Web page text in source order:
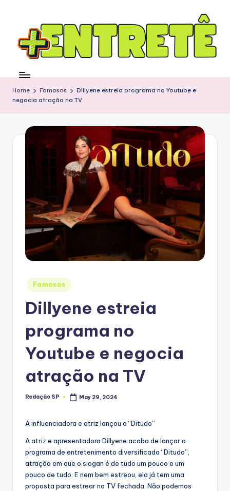
Home Famosos
Dillyene estreia programa no Youtube e
negocia atração na TV
Posted
in
Famosos
Dillyene estreia
programa no
Youtube e negocia
atração na TV
Posted
Redação SP May 29, 2024
A influenciadora e atriz lançou o “Ditudo”
A atriz e apresentadora Dillyene acaba de lançar o
programa de entretenimento diversificado “Ditudo”,
atração em que o slogan é de tudo um pouco e um
pouco de tudo. E nem bem estreou, ela já tem uma
proposta para estrear na TV fechada. Não podemos